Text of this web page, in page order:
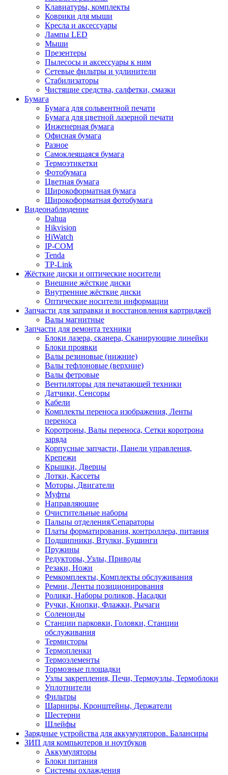
Клавиатуры, комплекты
Коврики для мыши
Кресла и аксессуары
Лампы LED
Мыши
Презентеры
Пылесосы и аксессуары к ним
Сетевые фильтры и удлинители
Стабилизаторы
Чистящие средства, салфетки, смазки
Бумага
Бумага для сольвентной печати
Бумага для цветной лазерной печати
Инженерная бумага
Офисная бумага
Разное
Самоклеящаяся бумага
Термоэтикетки
Фотобумага
Цветная бумага
Широкоформатная бумага
Широкоформатная фотобумага
Видеонаблюдение
Dahua
Hikvision
HiWatch
IP-COM
Tenda
TP-Link
Жёсткие диски и оптические носители
Внешние жёсткие диски
Внутренние жёсткие диски
Оптические носители информации
Запчасти для заправки и восстановления картриджей
Валы магнитные
Запчасти для ремонта техники
Блоки лазера, сканера, Сканирующие линейки
Блоки проявки
Валы резиновые (нижние)
Валы тефлоновые (верхние)
Валы фетровые
Вентиляторы для печатающей техники
Датчики, Сенсоры
Кабели
Комплекты переноса изображения, Ленты
переноса
Коротроны, Валы переноса, Сетки коротрона
заряда
Корпусные запчасти, Панели управления,
Крепежи
Крышки, Дверцы
Лотки, Кассеты
Моторы, Двигатели
Муфты
Направляющие
Очистительные наборы
Пальцы отделения/Сепараторы
Платы форматирования, контроллера, питания
Подшипники, Втулки, Бушинги
Пружины
Редукторы, Узлы, Приводы
Резаки, Ножи
Ремкомплекты, Комплекты обслуживания
Ремни, Ленты позиционирования
Ролики, Наборы роликов, Насадки
Ручки, Кнопки, Флажки, Рычаги
Соленоиды
Станции парковки, Головки, Станции
обслуживания
Термисторы
Термопленки
Термоэлементы
Тормозные площадки
Узлы закрепления, Печи, Термоузлы, Термоблоки
Уплотнители
Фильтры
Шарниры, Кронштейны, Держатели
Шестерни
Шлейфы
Зарядные устройства для аккумуляторов. Балансиры
ЗИП для компьютеров и ноутбуков
Аккумуляторы
Блоки питания
Системы охлаждения